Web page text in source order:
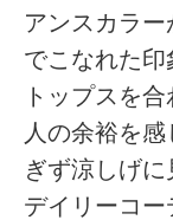
アンスカラ
でこなれた
トップスを
人の余裕を
ぎず涼しげ
デイリーコー